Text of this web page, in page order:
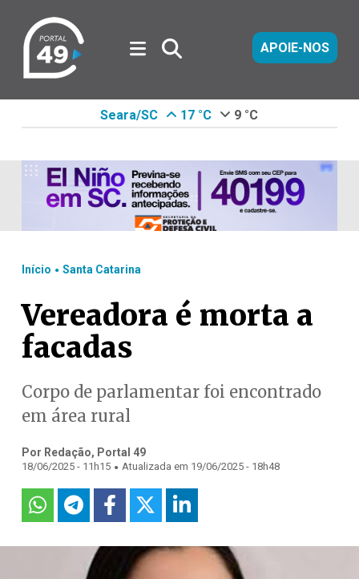
APOIE-NOS
Seara/SC 17 °C 9 °C
Início . Santa Catarina
Vereadora é morta a
facadas
Corpo de parlamentar foi encontrado
em área rural
Por Redação, Portal 49
18/06/2025 - 11h15 . Atualizada em 19/06/2025 - 18h48